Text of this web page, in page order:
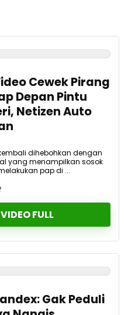
Cewek Pirang
Depan Pintu
Netizen Auto
dihebohkan dengan
yang menampilkan sosok
pap di ...
FULL
Gak Peduli